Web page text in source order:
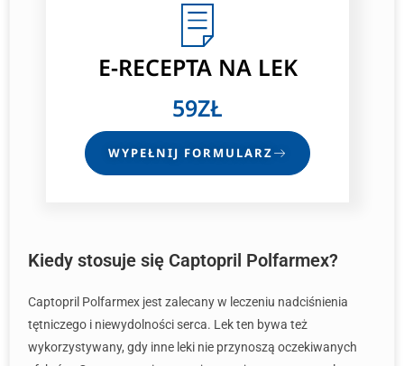
E-RECEPTANA LEK
59ZŁ
WYPEŁNIJ FORMULARZ
Kiedy stosuje się Captopril Polfarmex?
Captopril Polfarmex jest zalecany w leczeniu nadciśnienia
tętniczego i niewydolności serca. Lek ten bywa też
wykorzystywany, gdy inne leki nie przynoszą oczekiwanych